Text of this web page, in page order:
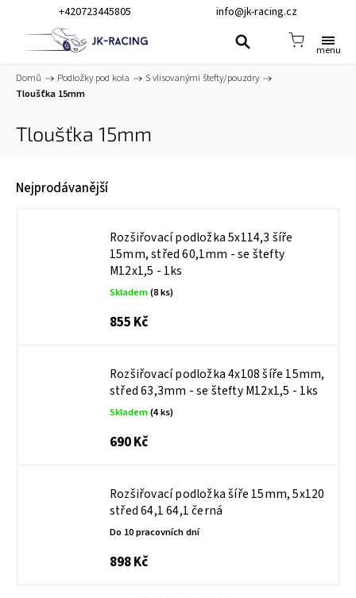
+420723445805 info@jk-racing.cz
Domů / Podložky pod kola / S vlisovanými štefty/pouzdry /
Tloušťka 15mm
Tloušťka 15mm
Nejprodávanější
Rozšiřovací podložka 5x114,3 šíře
15mm, střed 60,1mm - se štefty
M12x1,5 - 1ks
Skladem(8 ks)
855 Kč
Rozšiřovací podložka 4x108 šíře 15mm,
střed 63,3mm - se štefty M12x1,5 - 1ks
Skladem(4 ks)
690 Kč
Rozšiřovací podložka šíře 15mm, 5x120
střed 64,1 64,1 černá
Do 10 pracovních dní
898 Kč